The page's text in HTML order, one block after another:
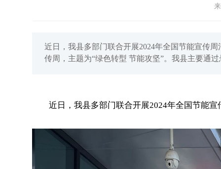
近日，我县多部门联合开展2024年全国节能宣传
传周，主题为“绿色转型 节能攻坚”。我县主要通
近日，我县多部门联合开展2024年全国节能宣